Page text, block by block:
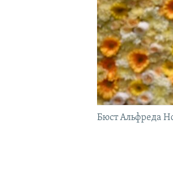
Бюст Альфреда